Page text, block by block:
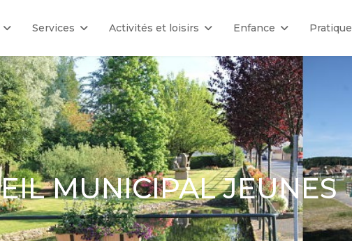
Services Activités et loisirs Enfance Pratique
MUNICIPAL JEUNES